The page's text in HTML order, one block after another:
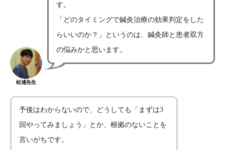
松浦先生
す。
「どのタイミングで鍼灸治療の効果判定をした
らいいのか？」というのは、鍼灸師と患者双方
の悩みかと思います。
予後はわからないので、どうしても「まずは3
回やってみましょう」とか、根拠のないことを
言いがちです。